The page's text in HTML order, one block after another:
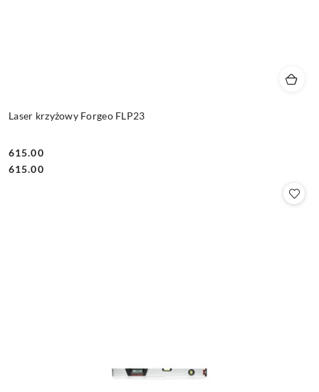
Laser krzyżowy Forgeo FLP23
Cena:
615.00
Cena:
615.00